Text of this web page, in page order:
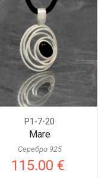
P1-7-20
Mare
Серебро 925
115.00 €